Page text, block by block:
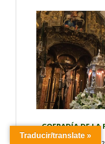
COFRADÍA DE
Traducir/translate »